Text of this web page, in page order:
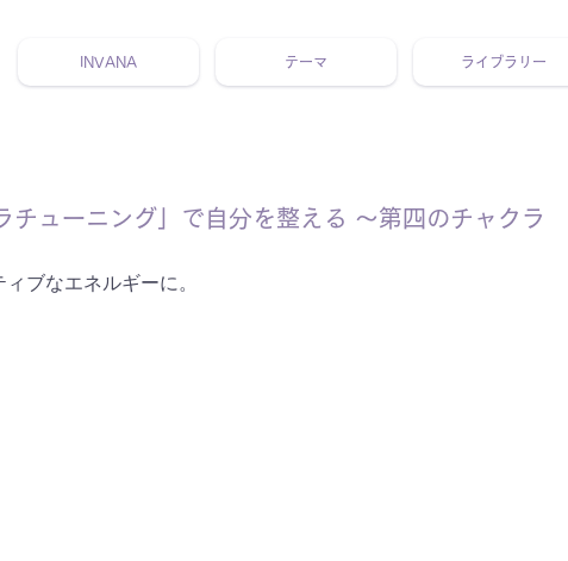
INVANA テーマ ライブラリー
チューニング」で自分を整える 〜第四のチャク
ブなエネルギーに。